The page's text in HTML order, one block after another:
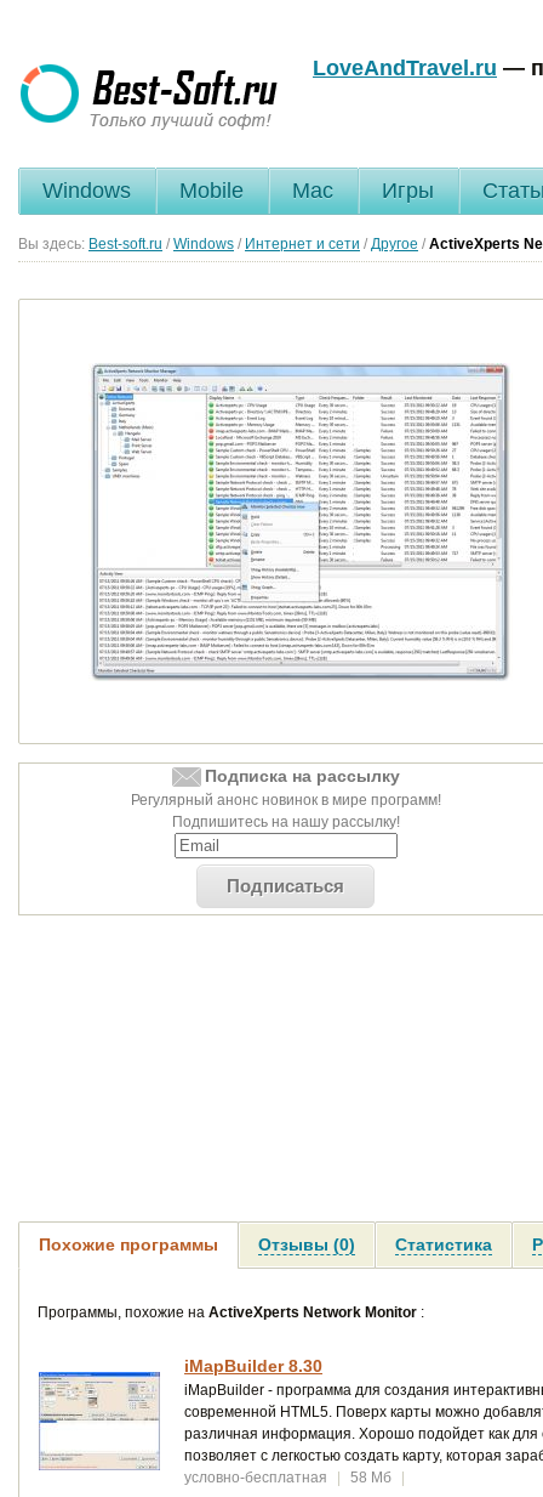
LoveAndTravel.ru —
Windows Mobile Mac Игры
Вы здесь: Best-soft.ru / Windows / Интернет и сети / Другое / ActiveXperts
Подписка на рассылку
Регулярный анонс новинок в мире программ!
Подпишитесь на нашу рассылку!
Подписаться
Похожие программы Отзывы (0) Статистика
Программы, похожие на ActiveXperts Network Monitor :
iMapBuilder 8.30
iMapBuilder - программа для создания
современной HTML5. Поверх карты можно
различная информация. Хорошо подойдет как для
позволяет с легкостью создать карту, которая
условно-бесплатная
| 58 Мб |